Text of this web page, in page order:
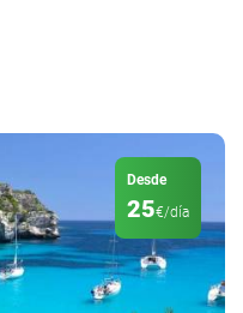
Desde
25€/día